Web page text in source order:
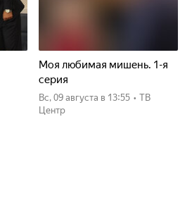
Моя любимая мишень. 1-я
серия
вс, 09 августа в 13:55 • ТВ
Центр